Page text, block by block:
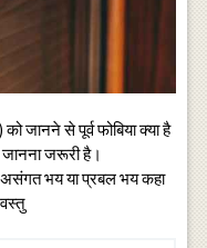
जानने से पूर्व फोबिया क्या है
जरूरी है।
असंगत भय या प्रबल भय कहा